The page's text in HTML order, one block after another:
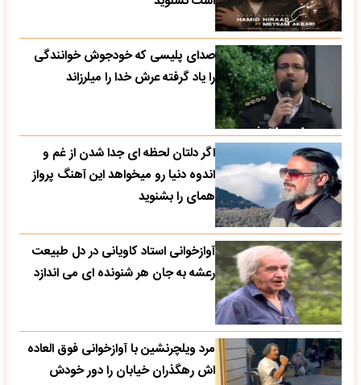
صدای پلیسی که خودجوش خوانندگی
را یاد گرفته عرش خدا را میلرزاند
اگر دلتان لحظه ای جدا شدن از غم و
اندوه دنیا رو میخواهد این آهنگ پرواز
همای را بشنوید
آوازخوانی استاد کاویانی در دل طبیعت
رعشه به جان هر شنونده ای می اندازد
مرد ویلچرنشین با آوازخوانی فوق العاده
اش رهگذران خیابان را دور خودش